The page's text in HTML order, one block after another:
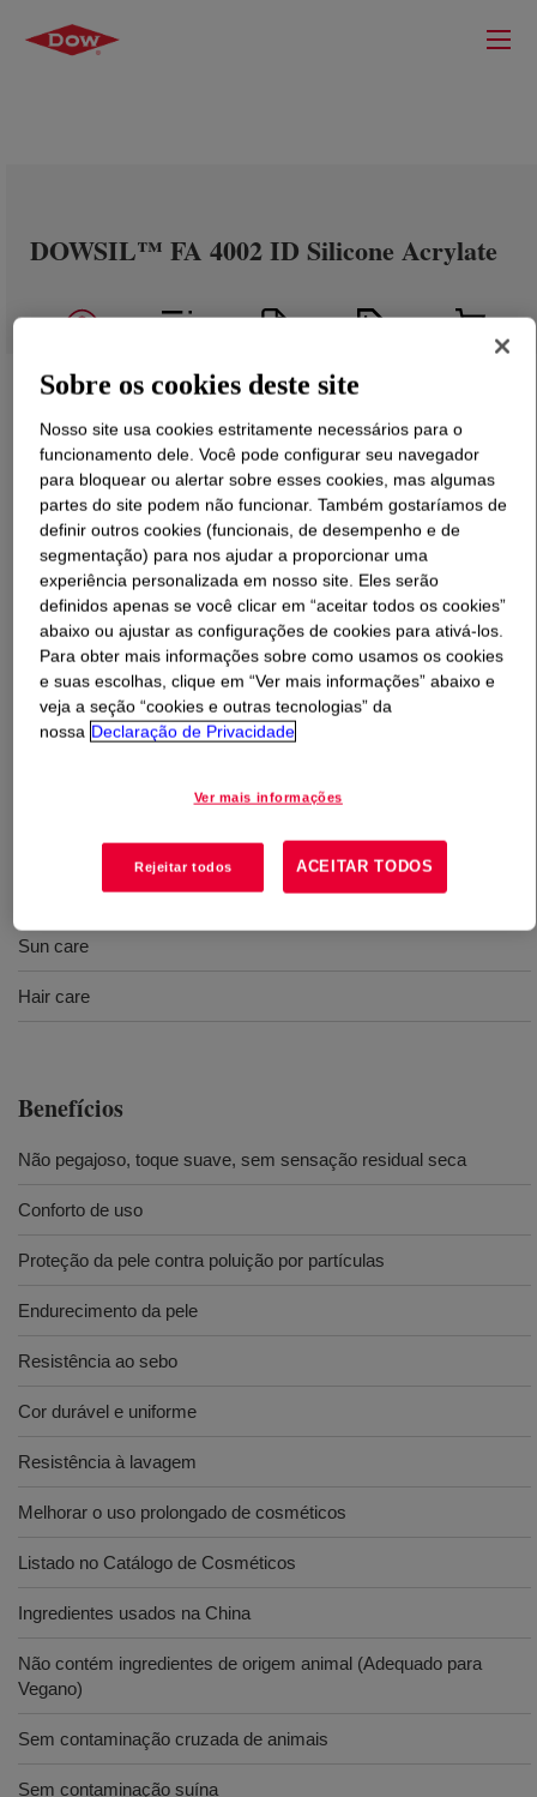
DOWSIL™ FA 4002 ID Silicone Acrylate
O que éDOWSIL™ FA 4002 ID Silicone Acrylate?
Uma mistura de copolímero de acrilatos /
politrimetilsiloximetacrilato em isodecano. INCI Name:
Isododecane (and) Acrylates /
Polytrimethylsiloxymethacrylate Copolymer
Cosméticos coloridos
Sun care
Hair care
Benefícios
Não pegajoso, toque suave, sem sensação residual seca
Conforto de uso
Proteção da pele contra poluição por partículas
Endurecimento da pele
Resistência ao sebo
Cor durável e uniforme
Resistência à lavagem
Melhorar o uso prolongado de cosméticos
Listado no Catálogo de Cosméticos
Ingredientes usados ​​na China
Não contém ingredientes de origem animal (Adequado para
Vegano)
Sem contaminação cruzada de animais
Sem contaminação suína
Sobre os cookies deste site
Nosso site usa cookies estritamente necessários para o
funcionamento dele. Você pode configurar seu navegador
para bloquear ou alertar sobre esses cookies, mas algumas
partes do site podem não funcionar. Também gostaríamos de
definir outros cookies (funcionais, de desempenho e de
segmentação) para nos ajudar a proporcionar uma
experiência personalizada em nosso site. Eles serão
definidos apenas se você clicar em “aceitar todos os cookies”
abaixo ou ajustar as configurações de cookies para ativá-los.
Para obter mais informações sobre como usamos os cookies
e suas escolhas, clique em “Ver mais informações” abaixo e
veja a seção “cookies e outras tecnologias” da
nossa Declaração de Privacidade
Ver mais informações
Rejeitar todos ACEITAR TODOS